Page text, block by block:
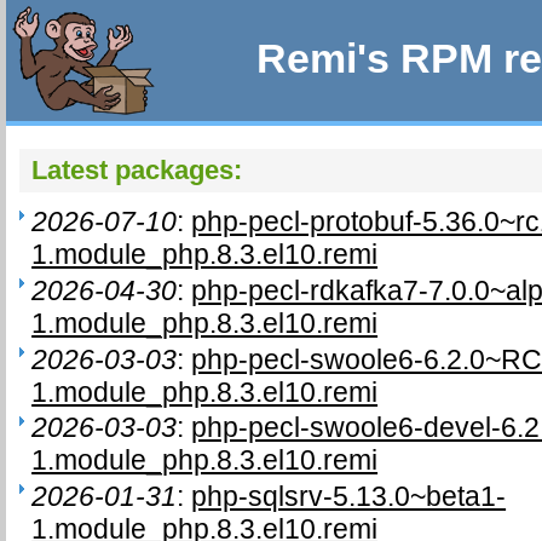
Remi's RPM
Latest packages:
2026-07-10: php-pecl-protobuf-
1.module_php.8.3.el10.remi
2026-04-30: php-pecl-rdkafka7-
1.module_php.8.3.el10.remi
2026-03-03: php-pecl-swoole6-
1.module_php.8.3.el10.remi
2026-03-03: php-pecl-swoole6-devel-
1.module_php.8.3.el10.remi
2026-01-31: php-sqlsrv-5.13.0~beta1-
1.module_php.8.3.el10.remi